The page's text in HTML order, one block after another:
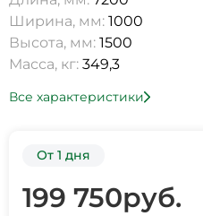
Ширина, мм: 1000
Высота, мм: 1500
Масса, кг: 349,3
Все характеристики
От 1 дня
199 750руб.